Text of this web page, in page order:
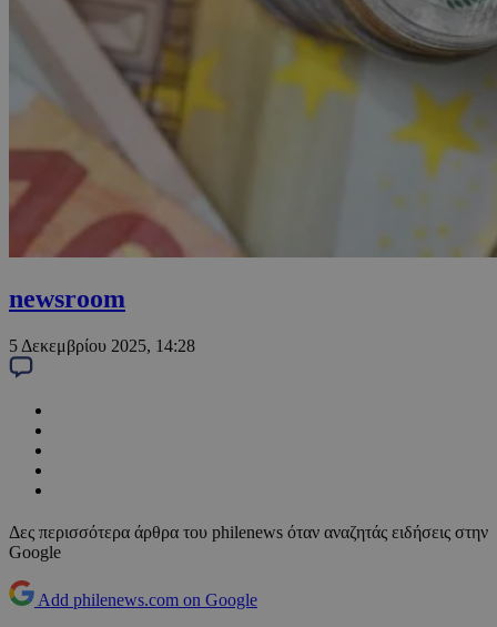
newsroom
5 Δεκεμβρίου 2025, 14:28
Δες περισσότερα άρθρα του philenews όταν αναζητάς ειδήσεις στην
Google
Add philenews.com on Google